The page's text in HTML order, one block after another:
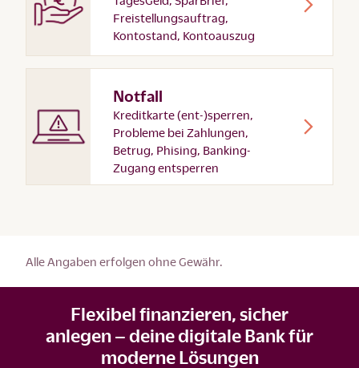
Freistellungsauftrag,
Kontostand, Kontoauszug
Notfall
Kreditkarte (ent-)sperren,
Probleme bei Zahlungen,
Betrug, Phising, Banking-
Zugang entsperren
Alle Angaben erfolgen ohne Gewähr.
Flexibel finanzieren, sicher
anlegen – deine digitale Bank für
moderne Lösungen